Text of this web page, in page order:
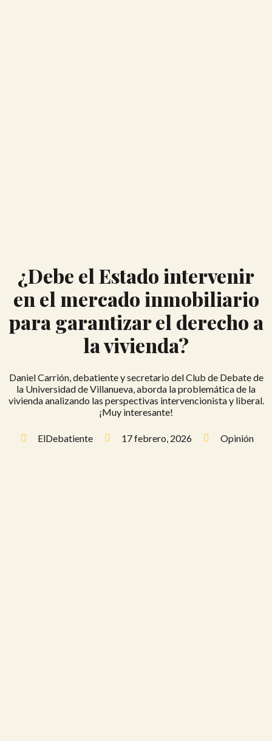
¿Debe el Estado intervenir
en el mercado inmobiliario
para garantizar el derecho a
la vivienda?
Daniel Carrión, debatiente y secretario del Club de Debate de
la Universidad de Villanueva, aborda la problemática de la
vivienda analizando las perspectivas intervencionista y liberal.
¡Muy interesante!
ElDebatiente 17 febrero, 2026 Opinión